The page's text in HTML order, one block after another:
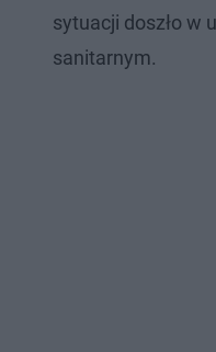
sytuacji doszło w
sanitarnym.